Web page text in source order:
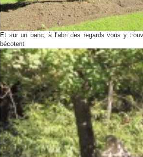
Et sur un banc, à l’abri des regards vous y
bécotent